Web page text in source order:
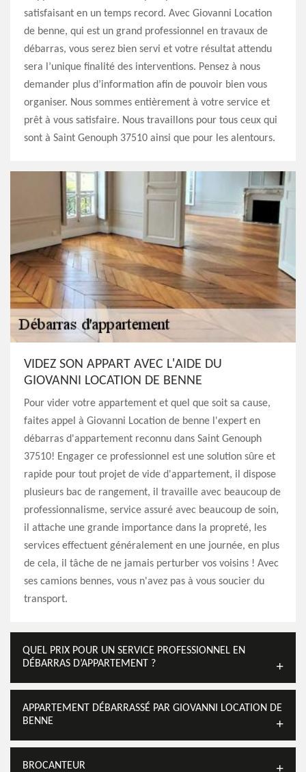
satisfaisant en un temps record. Avec Giovanni Location
de benne, qui est un grand professionnel en travaux de
débarras, vous serez bien servi et votre résultat attendu
sera l’unique finalité des interventions. Pensez à nous
demander plus d’information afin de pouvoir bien vous
organiser. Nous sommes entièrement à votre service et
prêt à vous satisfaire. Nous travaillons pour tous ceux qui
sont à Saint Genouph 37510 ainsi que pour les alentours.
VIDEZ SON APPART AVEC L'AIDE DU
GIOVANNI LOCATION DE BENNE
Pour vider votre appartement et quel que soit sa cause,
faites appel à Giovanni Location de benne l'expert en
débarras d'appartement reconnu dans Saint Genouph
37510! Engager ce professionnel est une solution sûre et
rapide pour tout projet de vide d'appartement, il dispose
plusieurs bac de rangement, il travaille avec beaucoup de
professionnalisme, service assuré avec beaucoup de soin,
il attache une grande importance dans la propreté, les
services effectuent généralement en une journée, en plus
de cela, il tâche de ne jamais perturber vos voisins ! Avec
ses camions bennes, vous n'avez pas à vous soucier du
transport.
QUEL PRIX POUR UN SERVICE PROFESSIONNEL EN
DÉBARRAS D’APPARTEMENT ?
APPARTEMENT DÉBARRASSÉ PAR GIOVANNI LOCATION DE
BENNE
BROCANTEUR